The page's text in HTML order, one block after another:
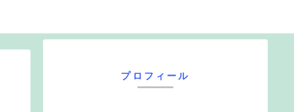
プロフィール